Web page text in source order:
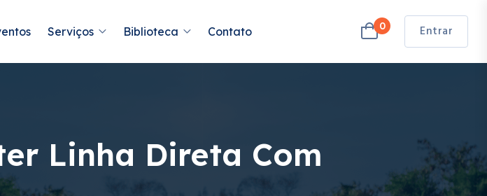
Serviços Biblioteca Contato 0 Entrar
Linha Direta Com